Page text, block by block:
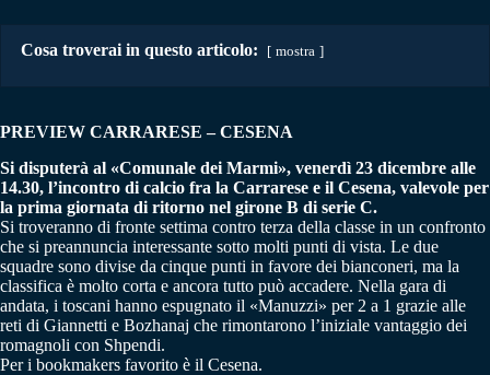
Cosa troverai in questo articolo: mostra
PREVIEW CARRARESE – CESENA
Si disputerà al «Comunale dei Marmi», venerdì 23 dicembre alle
14.30, l’incontro di calcio fra la Carrarese e il Cesena, valevole per
la prima giornata di ritorno nel girone B di serie C.
Si troveranno di fronte settima contro terza della classe in un confronto
che si preannuncia interessante sotto molti punti di vista. Le due
squadre sono divise da cinque punti in favore dei bianconeri, ma la
classifica è molto corta e ancora tutto può accadere. Nella gara di
andata, i toscani hanno espugnato il «Manuzzi» per 2 a 1 grazie alle
reti di Giannetti e Bozhanaj che rimontarono l’iniziale vantaggio dei
romagnoli con Shpendi.
Per i bookmakers favorito è il Cesena.